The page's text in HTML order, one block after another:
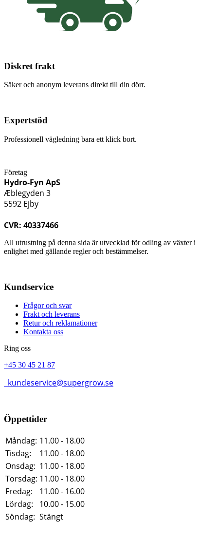
Diskret frakt
Säker och anonym leverans direkt till din dörr.
Expertstöd
Professionell vägledning bara ett klick bort.
Företag
Hydro-Fyn ApS
Æblegyden 3
5592 Ejby
CVR: 40337466
All utrustning på denna sida är utvecklad för odling av växter i
enlighet med gällande regler och bestämmelser.
Kundservice
Frågor och svar
Frakt och leverans
Retur och reklamationer
Kontakta oss
Ring oss
+45 30 45 21 87
kundeservice@supergrow.se
Öppettider
Måndag: 11.00 - 18.00
Tisdag:
11.00 - 18.00
Onsdag: 11.00 - 18.00
Torsdag: 11.00 - 18.00
Fredag:
11.00 - 16.00
Lördag:
10.00 - 15.00
Söndag: Stängt